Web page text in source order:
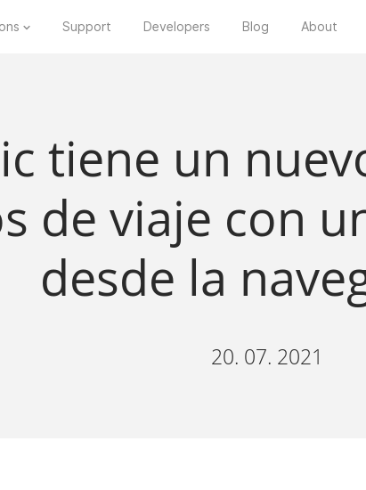
Support Developers Blog About
tiene un
de viaje con
desde la
20. 07. 2021